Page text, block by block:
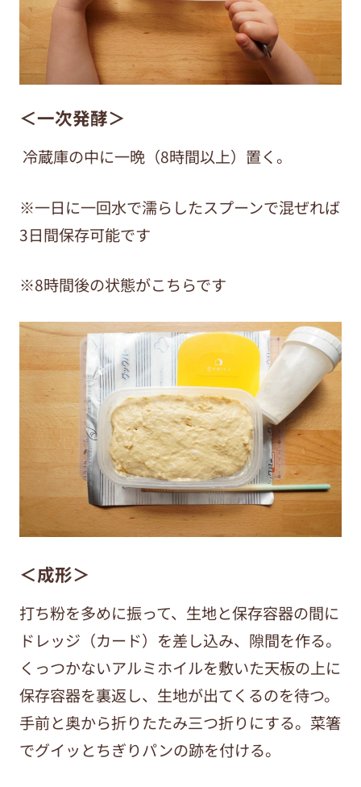
＜一次発酵＞
冷蔵庫の中に一晩（8時間以上）置く。
※一日に一回水で濡らしたスプーンで混ぜれば
3日間保存可能です
※8時間後の状態がこちらです
＜成形＞
打ち粉を多めに振って、生地と保存容器の間に
ドレッジ（カード）を差し込み、隙間を作る。
くっつかないアルミホイルを敷いた天板の上に
保存容器を裏返し、生地が出てくるのを待つ。
手前と奥から折りたたみ三つ折りにする。菜箸
でグイッとちぎりパンの跡を付ける。